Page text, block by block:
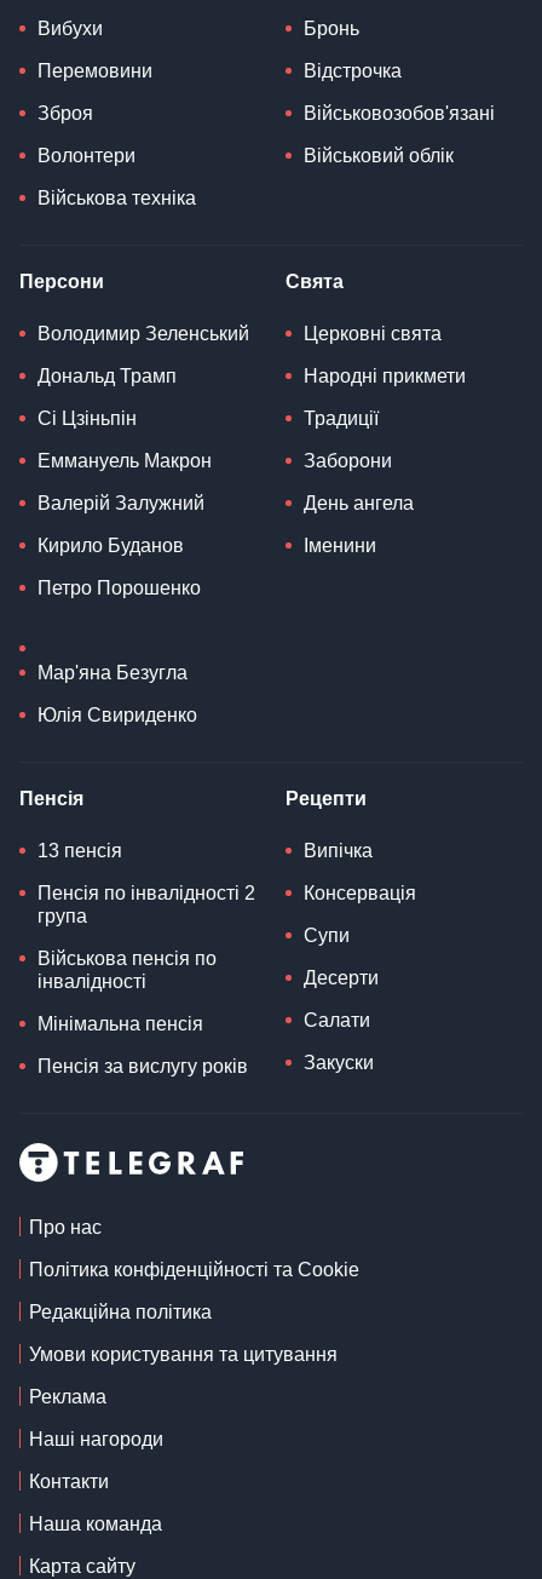
Вибухи
Перемовини
Зброя
Волонтери
Військова техніка
Бронь
Відстрочка
Військовозобов'язані
Військовий облік
Персони
Володимир Зеленський
Дональд Трамп
Сі Цзіньпін
Еммануель Макрон
Валерій Залужний
Кирило Буданов
Петро Порошенко
Мар'яна Безугла
Юлія Свириденко
Свята
Церковні свята
Народні прикмети
Традиції
Заборони
День ангела
Іменини
Пенсія
13 пенсія
Пенсія по інвалідності 2
група
Військова пенсія по
інвалідності
Мінімальна пенсія
Пенсія за вислугу років
Рецепти
Випічка
Консервація
Супи
Десерти
Салати
Закуски
Про нас
Політика конфіденційності та Cookie
Редакційна політика
Умови користування та цитування
Реклама
Наші нагороди
Контакти
Наша команда
Карта сайту